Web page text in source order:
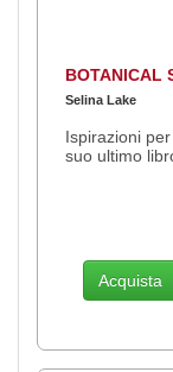
BOTANICAL
Selina Lake
Ispirazioni
suo ultimo
Acquista